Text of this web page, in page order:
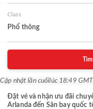
Class
Phổ thông
Cập nhật lần cuốilúc 18:49
Đặt vé và nhận ưu đãi
Arlanda đến Sân bay quốc